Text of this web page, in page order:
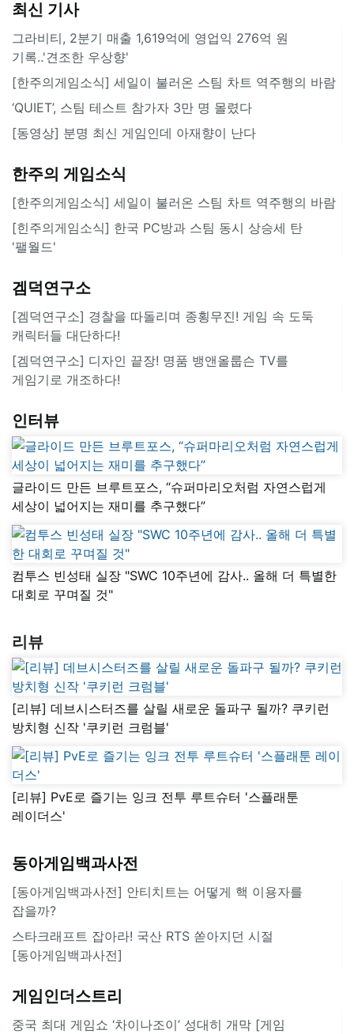
최신 기사
그라비티, 2분기 매출 1,619억에 영업익 276억 원
기록..'견조한 우상향'
[한주의게임소식] 세일이 불러온 스팀 차트 역주행의 바람
‘QUIET’, 스팀 테스트 참가자 3만 명 몰렸다
[동영상] 분명 최신 게임인데 아재향이 난다
한주의 게임소식
[한주의게임소식] 세일이 불러온 스팀 차트 역주행의 바람
[힌주의게임소식] 한국 PC방과 스팀 동시 상승세 탄
'팰월드'
겜덕연구소
[겜덕연구소] 경찰을 따돌리며 종횡무진! 게임 속 도둑
캐릭터들 대단하다!
[겜덕연구소] 디자인 끝장! 명품 뱅앤올룹슨 TV를
게임기로 개조하다!
인터뷰
글라이드 만든 브루트포스, “슈퍼마리오처럼 자연스럽게
세상이 넓어지는 재미를 추구했다”
컴투스 빈성태 실장 "SWC 10주년에 감사.. 올해 더 특별한
대회로 꾸며질 것"
리뷰
[리뷰] 데브시스터즈를 살릴 새로운 돌파구 될까? 쿠키런
방치형 신작 '쿠키런 크럼블'
[리뷰] PvE로 즐기는 잉크 전투 루트슈터 '스플래툰
레이더스'
동아게임백과사전
[동아게임백과사전] 안티치트는 어떻게 핵 이용자를
잡을까?
스타크래프트 잡아라! 국산 RTS 쏟아지던 시절
[동아게임백과사전]
게임인더스트리
중국 최대 게임쇼 ‘차이나조이’ 성대히 개막 [게임